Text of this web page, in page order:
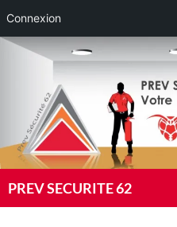
Connexion
Aller
PREV SECURITE 62